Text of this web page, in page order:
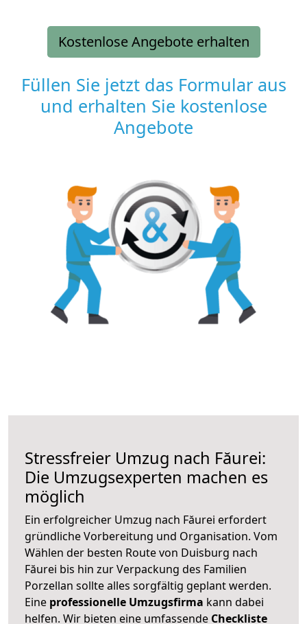
Kostenlose Angebote erhalten
Füllen Sie jetzt das Formular aus
und erhalten Sie kostenlose
Angebote
Stressfreier Umzug nach Făurei:
Die Umzugsexperten machen es
möglich
Ein erfolgreicher Umzug nach Făurei erfordert
gründliche Vorbereitung und Organisation. Vom
Wählen der besten Route von Duisburg nach
Făurei bis hin zur Verpackung des Familien
Porzellan sollte alles sorgfältig geplant werden.
Eine professionelle Umzugsfirma kann dabei
helfen. Wir bieten eine umfassende Checkliste